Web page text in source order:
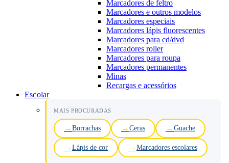
Marcadores de feltro
Marcadores e outros modelos
Marcadores especiais
Marcadores lápis fluorescentes
Marcadores para cd/dvd
Marcadores roller
Marcadores para roupa
Marcadores permanentes
Minas
Recargas e acessórios
Escolar
MAIS PROCURADAS
Borrachas Ceras Guache
Lápis de cor Marcadores escolares